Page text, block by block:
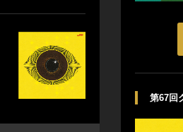
第67回